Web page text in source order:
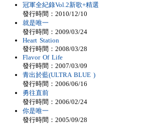
冠軍全紀錄Vol.2新歌+精選
發行時間：2010/12/10
就是唯一
發行時間：2009/03/24
Heart Station
發行時間：2008/03/28
Flavor Of Life
發行時間：2007/03/09
青出於藍(ULTRA BLUE )
發行時間：2006/06/16
勇往直前
發行時間：2006/02/24
你是唯一
發行時間：2005/09/28